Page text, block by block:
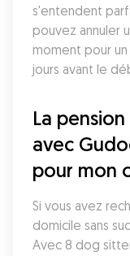
s'entendent
pouvez annuler
moment pour
jours avant le
La
avec
pour mon
Si vous avez
domicile sans
Avec 8 dog